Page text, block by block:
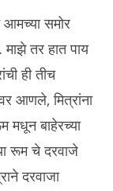
आमच्या समोर
तर हात पाय
ही तीच
आणले, मित्रांना
मधून बाहेरच्या
रूम चे दरवाजे
दरवाजा